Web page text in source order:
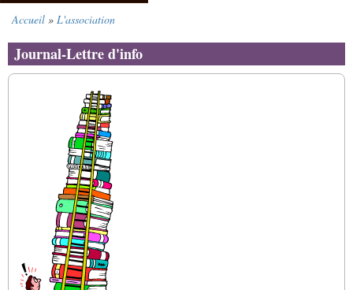
d'Ariane
Accueil L'association
Journal-Lettre d'info